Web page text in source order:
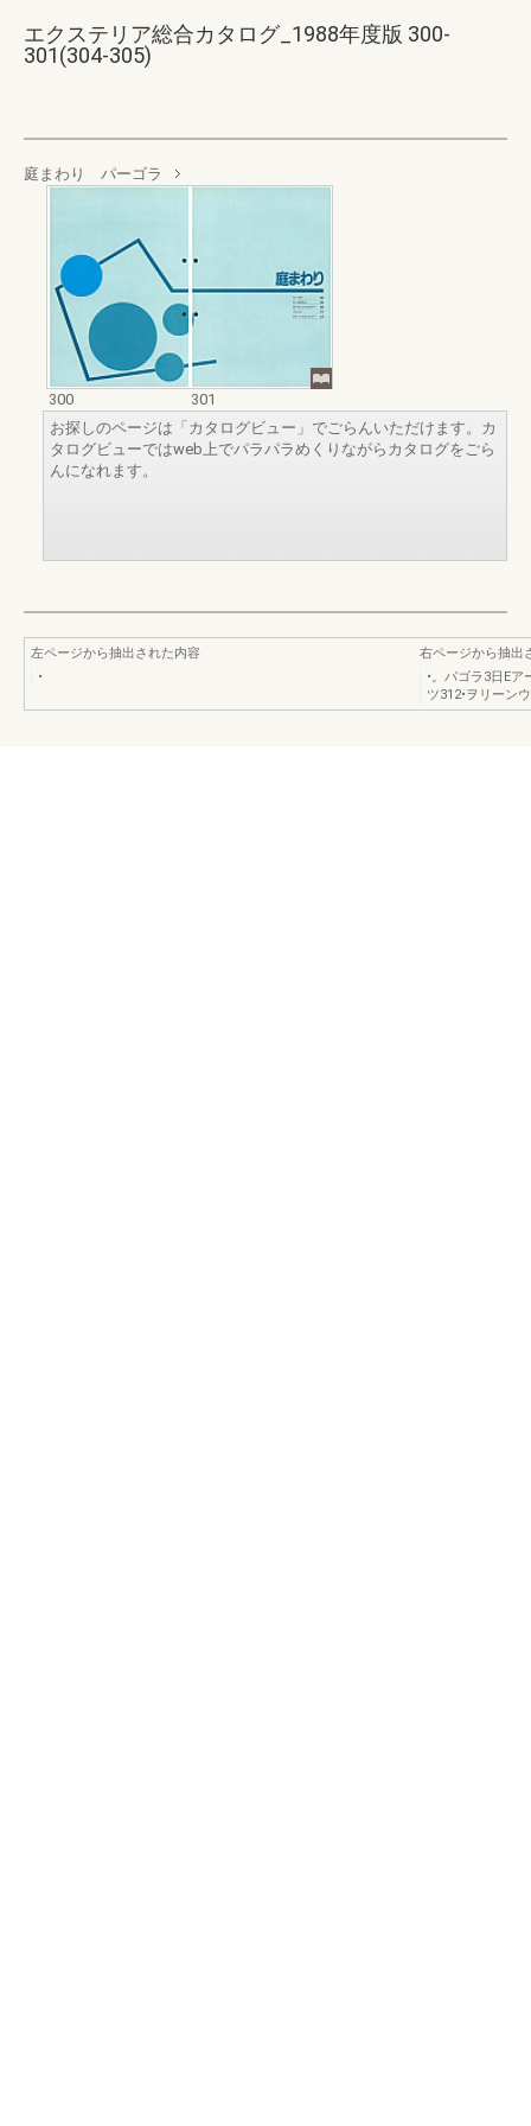
エクステリア総合カタログ_1988年度版 300-
301(304-305)
庭まわり パーゴラ
300
301
お探しのページは「カタログビュー」でごらんいただけます。カ
タログビューではweb上でパラパラめくりながらカタログをごら
んになれます。
左ページから抽出された内容
•
右ページから抽出
•。パゴラ3日E
ツ312•ヲリーン